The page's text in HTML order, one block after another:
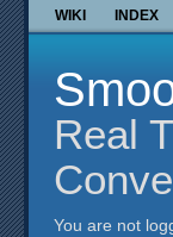
WIKI INDEX
Real
You are not